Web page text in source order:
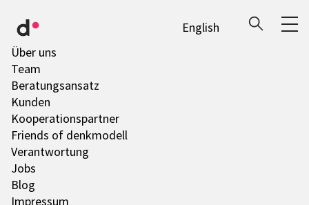
English
Über uns
Team
Bera­tungs­an­satz
Kunden
Koope­ra­ti­ons­part­ner
Friends of denk­mo­dell
Verant­wor­tung
Jobs
Blog
Impres­sum